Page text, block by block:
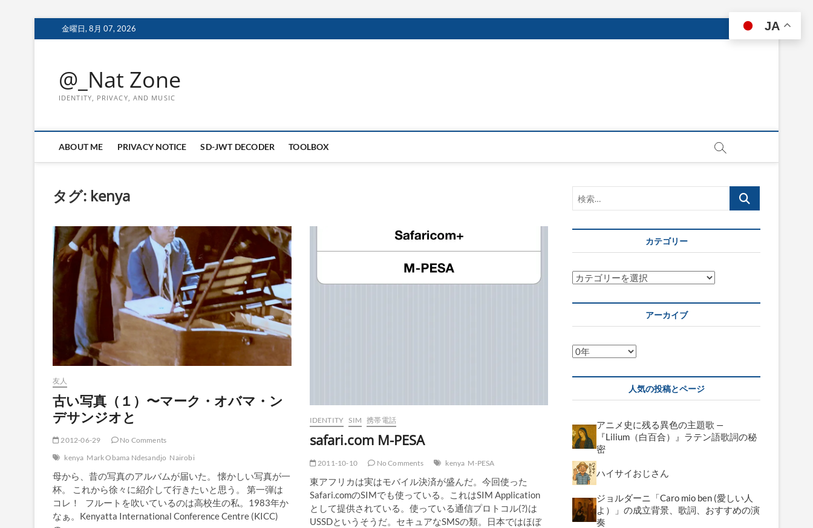
to
金曜日, 8月 07, 2026
@_Nat Zone
IDENTITY, PRIVACY, AND MUSIC
ABOUT ME PRIVACY NOTICE SD-JWT DECODER TOOLBOX
タグ: kenya
友人
古い写真（１）〜マーク・オバマ・ン
デサンジオと
2012-06-29
No Comments
kenya Mark Obama Ndesandjo Nairobi
母から、昔の写真のアルバムが届いた。 懐かしい写真が一
杯。 これから徐々に紹介して行きたいと思う。 第一弾は
コレ！ フルートを吹いているのは高校生の私。1983年か
なぁ。Kenyatta International Conference Centre (KICC)
IDENTITY SIM 携帯電話
safari.com M-PESA
2011-10-10 No Comments kenya M-PESA
東アフリカは実はモバイル決済が盛んだ。今回使った
Safari.comのSIMでも使っている。これはSIM Application
として提供されている。使っている通信プロトコル(?)は
USSDというそうだ。セキュアなSMSの類。日本ではほぼ
索…
カテゴリー
カ
ゴ
ー
アーカイブ
ア
カ
ブ
人気の投稿とページ
アニメ史に残る異色の主題歌 —
『Lilium（白百合）』ラテン語歌詞の秘
密
ハイサイおじさん
ジョルダーニ「Caro mio ben (愛しい人
よ）」の成立背景、歌詞、おすすめの演
奏
JA